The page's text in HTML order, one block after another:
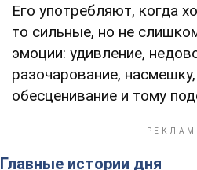
Его употребляют, когда
то сильные, но не
эмоции: удивление,
разочарование,
обесценивание и тому
Главные истории дня